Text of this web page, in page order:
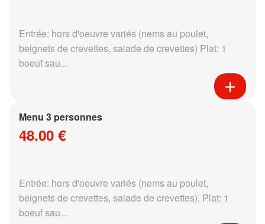
Entrée: hors d'oeuvre variés (nems au poulet,
beignets de crevettes, salade de crevettes) Plat: 1
boeuf sau...
Menu 3 personnes
48.00 €
Entrée: hors d'oeuvre variés (nems au poulet,
beignets de crevettes, salade de crevettes), Plat: 1
boeuf sau...